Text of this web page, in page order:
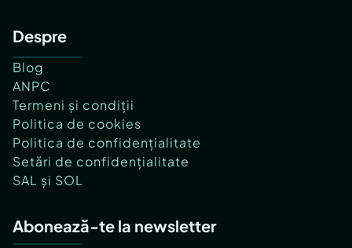
Despre
Blog
ANPC
Termeni și condiții
Politica de cookies
Politica de confidențialitate
Setări de confidențialitate
SAL și SOL
Abonează-te la newsletter